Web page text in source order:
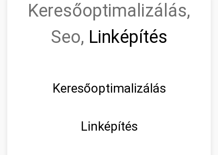
Keresőoptimalizálás,
Seo, Linképítés
Keresőoptimalizálás
Linképítés